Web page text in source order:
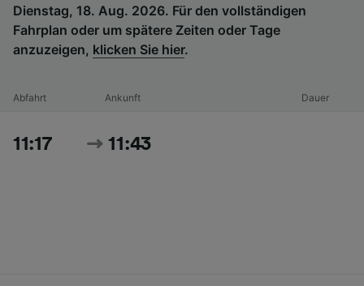
Dienstag, 18. Aug. 2026. Für den vollständigen
Fahrplan oder um spätere Zeiten oder Tage
anzuzeigen, klicken Sie hier.
Abfahrt Ankunft Dauer
11:17 11:43